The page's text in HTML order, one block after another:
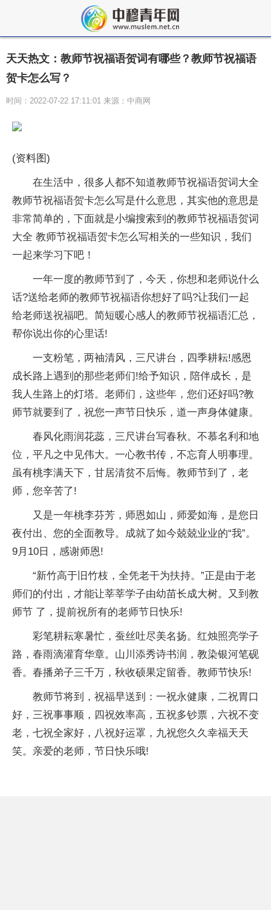
天天热文：教师节祝福语贺词有哪些？教师节祝福语
贺卡怎么写？
时间：2022-07-22 17:11:01 来源：中商网
(资料图)
在生活中，很多人都不知道教师节祝福语贺词大全
教师节祝福语贺卡怎么写是什么意思，其实他的意思是
非常简单的，下面就是小编搜索到的教师节祝福语贺词
大全 教师节祝福语贺卡怎么写相关的一些知识，我们
一起来学习下吧！
一年一度的教师节到了，今天，你想和老师说什么
话?送给老师的教师节祝福语你想好了吗?让我们一起
给老师送祝福吧。简短暖心感人的教师节祝福语汇总，
帮你说出你的心里话!
一支粉笔，两袖清风，三尺讲台，四季耕耘!感恩
成长路上遇到的那些老师们!给予知识，陪伴成长，是
我人生路上的灯塔。老师们，这些年，您们还好吗?教
师节就要到了，祝您一声节日快乐，道一声身体健康。
春风化雨润花蕊，三尺讲台写春秋。不慕名利和地
位，平凡之中见伟大。一心教书传，不忘育人明事理。
虽有桃李满天下，甘居清贫不后悔。教师节到了，老
师，您辛苦了!
又是一年桃李芬芳，师恩如山，师爱如海，是您日
夜付出、您的全面教导。成就了如今兢兢业业的“我”。
9月10日，感谢师恩!
“新竹高于旧竹枝，全凭老干为扶持。”正是由于老
师们的付出，才能让莘莘学子由幼苗长成大树。又到教
师节 了，提前祝所有的老师节日快乐!
彩笔耕耘寒暑忙，蚕丝吐尽美名扬。红烛照亮学子
路，春雨滴灌育华章。山川添秀诗书润，教染银河笔砚
香。春播弟子三千万，秋收硕果定留香。教师节快乐!
教师节将到，祝福早送到：一祝永健康，二祝胃口
好，三祝事事顺，四祝效率高，五祝多钞票，六祝不变
老，七祝全家好，八祝好运罩，九祝您久久幸福天天
笑。亲爱的老师，节日快乐哦!